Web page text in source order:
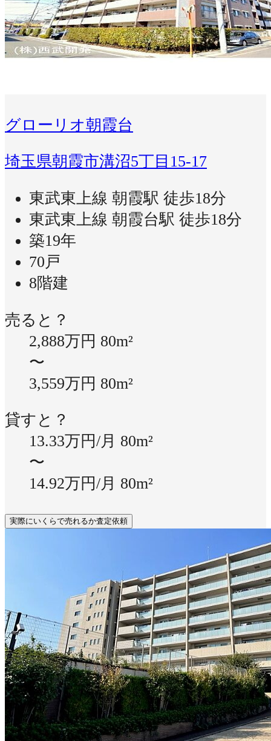
グローリオ朝霞台
埼玉県朝霞市溝沼5丁目15-17
東武東上線 朝霞駅 徒歩18分
東武東上線 朝霞台駅 徒歩18分
築19年
70戸
8階建
売ると？
2,888万円 80m²
〜
3,559万円 80m²
貸すと？
13.33万円/月 80m²
〜
14.92万円/月 80m²
実際にいくらで売れるか査定依頼